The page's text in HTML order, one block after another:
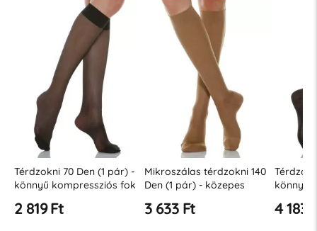
Térdzokni 70 Den (1 pár) -
könnyű kompressziós fok
2 819 Ft
Mikroszálas térdzokni 140
Den (1 pár) - közepes
Hgmm
3 633 Ft
könnyű
4 183